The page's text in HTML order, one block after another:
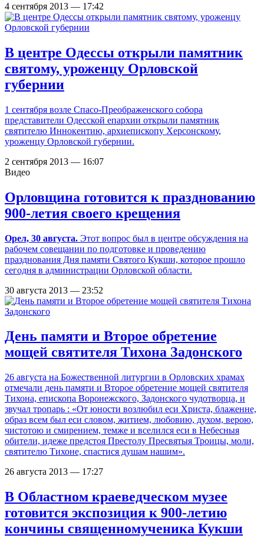
4 сентября 2013 — 17:42
В центре Одессы открыли памятник
святому, уроженцу Орловской
губернии
1 сентября возле Спасо-Преображенского собора
представители Одесской епархии открыли памятник
святителю Иннокентию, архиепископу Херсонскому,
уроженцу Орловской губернии.
2 сентября 2013 — 16:07
Видео
Орловщина готовится к празднованию
900-летия своего крещения
Орел, 30 августа. Этот вопрос был в центре обсуждения на
рабочем совещании по подготовке и проведению
празднования Дня памяти Святого Кукши, которое прошло
сегодня в администрации Орловской области.
30 августа 2013 — 23:52
День памяти и Второе обретение
мощей святителя Тихона Задонского
26 августа на Божественной литургии в Орловских храмах
отмечали день памяти и Второе обретение мощей святителя
Тихона, епископа Воронежского, Задонского чудотворца, и
звучал тропарь : «От юности возлюбил еси Христа, блаженне,
образ всем был еси словом, житием, любовию, духом, верою,
чистотою и смирением, темже и вселился еси в Небесныя
обители, идеже предстоя Престолу Пресвятыя Троицы, моли,
святителю Тихоне, спастися душам нашим».
26 августа 2013 — 17:27
В Областном краеведческом музее
готовится экспозиция к 900-летию
кончины священномученика Кукши